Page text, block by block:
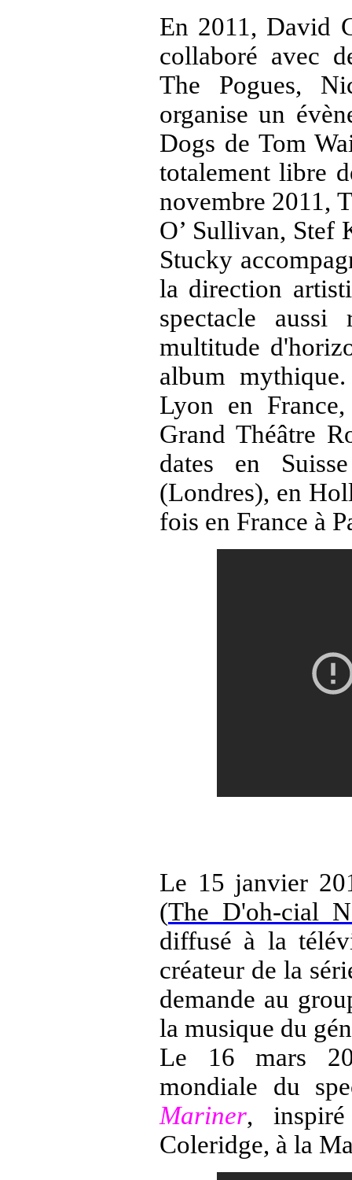
En 2011, David
collaboré avec
The Pogues,
organise un
Dogs de Tom
totalement libre
novembre 2011,
O’ Sullivan, Stef
Stucky
la direction
spectacle
multitude
album
Lyon en
Grand Théâtre
dates en Suisse
(Londres), en
fois en France à
Le 15 janvier
(The D'oh-cial
diffusé à la
créateur de la
demande au
la musique du
Le 16 mars
mondiale du
Mariner,
Coleridge, à la